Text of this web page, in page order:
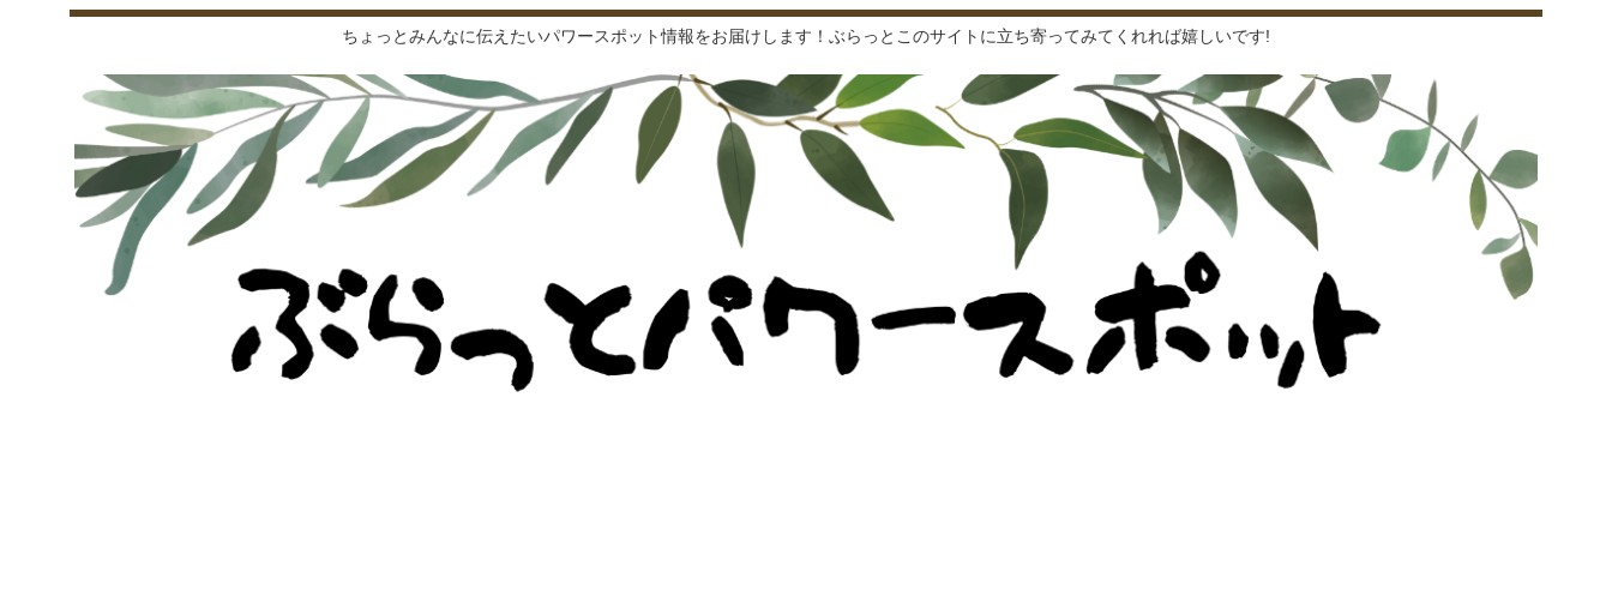
ちょっとみんなに伝えたいパワースポット情報をお届けします！ぶらっとこのサイトに立ち寄ってみてくれれば嬉しいです!